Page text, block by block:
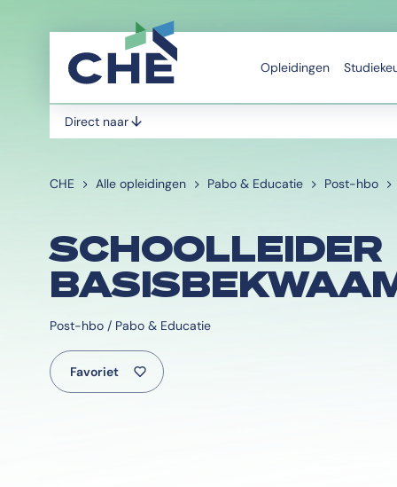
Opleidingen
Direct naar
CHE Alle opleidingen Pabo & Educatie Post-hbo
SCHOOLLEIDER
Post-hbo / Pabo & Educatie
Favoriet